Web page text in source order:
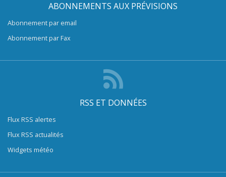
ABONNEMENTS AUX PRÉVISIONS
Abonnement par email
Abonnement par Fax
RSS ET DONNÉES
Flux RSS alertes
Flux RSS actualités
Widgets météo